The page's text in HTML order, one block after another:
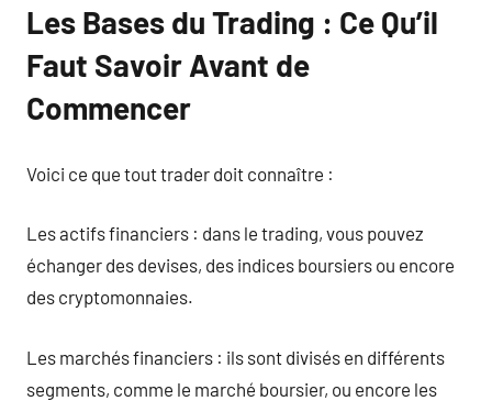
Les Bases du Trading : Ce Qu’il
Faut Savoir Avant de
Commencer
Voici ce que tout trader doit connaître :
Les actifs financiers : dans le trading, vous pouvez
échanger des devises, des indices boursiers ou encore
des cryptomonnaies.
Les marchés financiers : ils sont divisés en différents
segments, comme le marché boursier, ou encore les